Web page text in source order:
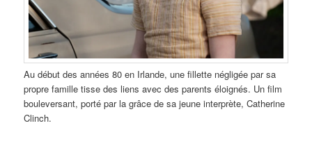
Au début des années 80 en Irlande, une fillette négligée par sa
propre famille tisse des liens avec des parents éloignés. Un film
bouleversant, porté par la grâce de sa jeune interprète, Catherine
Clinch.